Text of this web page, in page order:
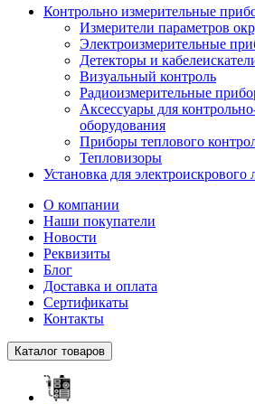
Контрольно измерительные
Измерители параметров
Электроизмерительные
Детекторы и
Визуальный контроль
Радиоизмерительные
Аксессуары для
оборудования
Приборы теплового
Тепловизоры
Установка для электроискрового
О компании
Наши покупатели
Новости
Реквизиты
Блог
Доставка и оплата
Сертификаты
Контакты
Каталог товаров